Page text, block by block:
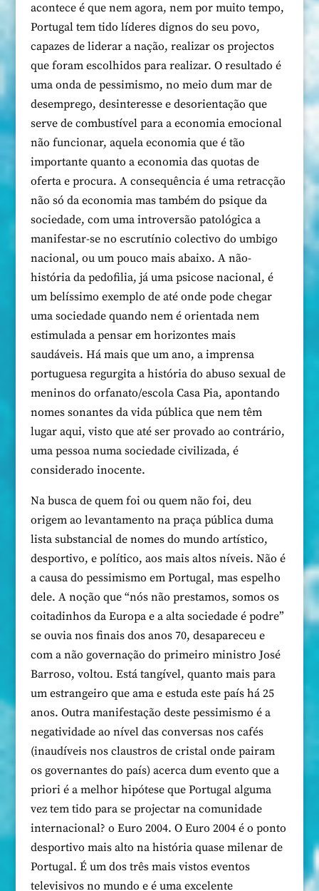
acontece é que nem agora, nem por muito tempo,
Portugal tem tido líderes dignos do seu povo,
capazes de liderar a nação, realizar os projectos
que foram escolhidos para realizar. O resultado é
uma onda de pessimismo, no meio dum mar de
desemprego, desinteresse e desorientação que
serve de combustível para a economia emocional
não funcionar, aquela economia que é tão
importante quanto a economia das quotas de
oferta e procura. A consequência é uma retracção
não só da economia mas também do psique da
sociedade, com uma introversão patológica a
manifestar-se no escrutínio colectivo do umbigo
nacional, ou um pouco mais abaixo. A não-
história da pedofilia, já uma psicose nacional, é
um belíssimo exemplo de até onde pode chegar
uma sociedade quando nem é orientada nem
estimulada a pensar em horizontes mais
saudáveis. Há mais que um ano, a imprensa
portuguesa regurgita a história do abuso sexual de
meninos do orfanato/escola Casa Pia, apontando
nomes sonantes da vida pública que nem têm
lugar aqui, visto que até ser provado ao contrário,
uma pessoa numa sociedade civilizada, é
considerado inocente.
Na busca de quem foi ou quem não foi, deu
origem ao levantamento na praça pública duma
lista substancial de nomes do mundo artístico,
desportivo, e político, aos mais altos níveis. Não é
a causa do pessimismo em Portugal, mas espelho
dele. A noção que “nós não prestamos, somos os
coitadinhos da Europa e a alta sociedade é podre”
se ouvia nos finais dos anos 70, desapareceu e
com a não governação do primeiro ministro José
Barroso, voltou. Está tangível, quanto mais para
um estrangeiro que ama e estuda este país há 25
anos. Outra manifestação deste pessimismo é a
negatividade ao nível das conversas nos cafés
(inaudíveis nos claustros de cristal onde pairam
os governantes do país) acerca dum evento que a
priori é a melhor hipótese que Portugal alguma
vez tem tido para se projectar na comunidade
internacional? o Euro 2004. O Euro 2004 é o ponto
desportivo mais alto na história quase milenar de
Portugal. É um dos três mais vistos eventos
televisivos no mundo e é uma excelente